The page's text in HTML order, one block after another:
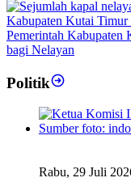
Pemerintah Kabupaten
bagi Nelayan
Politik
Rabu, 29 Juli